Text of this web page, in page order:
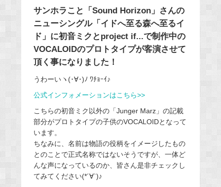
サンホラこと「Sound Horizon」さんの
ニューシングル「イドへ至る森へ至るイ
ド」に初音ミクとproject if...で制作中の
VOCALOIDのプロトタイプが客演させて
頂く事になりました！
うわーいヽ(･∀･)ﾉ ﾜﾁｮｰｲ♪
公式インフォメーションはこちら>>
こちらの初音ミク以外の「Junger Marz」の記載
部分がプロトタイプの子供のVOCALOIDとなって
います。
ちなみに、名前は物語の役柄をイメージしたもの
とのことで正式名称ではないそうですが、一体ど
んな声になっているのか、皆さん是非チェックし
てみてください(*´∀`)♪